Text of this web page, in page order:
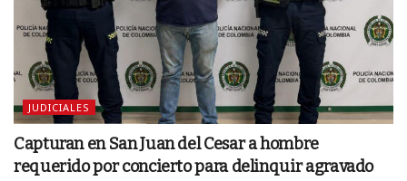
JUDICIALES
Capturan en San Juan del Cesar a hombre
requerido por concierto para delinquir agravado